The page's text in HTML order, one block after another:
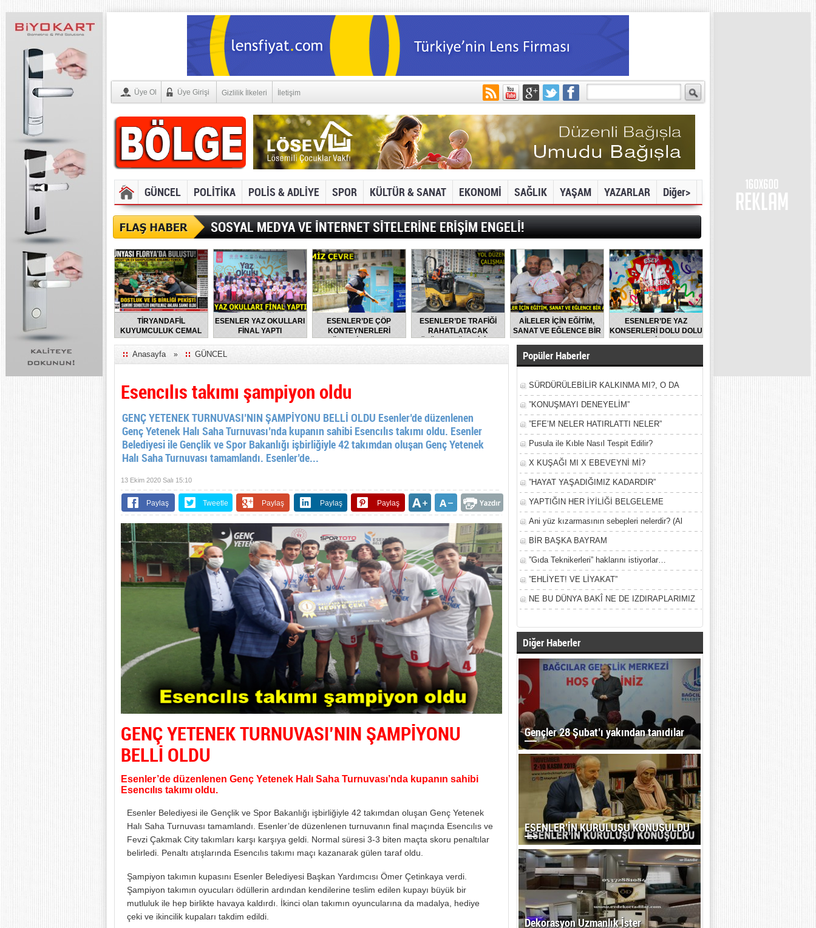
Üye Ol Üye Girişi Gizlilik İlkeleri İletişim
GÜNCEL POLİTİKA POLİS & ADLİYE SPOR KÜLTÜR & SANAT EKONOMİ SAĞLIK YAŞAM YAZARLAR Diğer>
SOSYAL MEDYA VE İNTERNET SİTELERİNE ERİŞİM ENGELİ!
TİRYANDAFİL
KUYUMCULUK CEMAL
TURGUT’UN EV
SAHİPLİĞİNDE
FLORYA’DA ANLAMLI
ESENLER YAZ OKULLARI
FİNAL YAPTI
ESENLER’DE ÇÖP
KONTEYNERLERİ
DÜZENLİ OLARAK
ESENLER’DE TRAFİĞİ
RAHATLATACAK
ÇÖZÜMLER ÜRETİLİYOR
AİLELER İÇİN EĞİTİM,
SANAT VE EĞLENCE BİR
ARADA
ESENLER’DE YAZ
KONSERLERİ DOLU DOLU
GEÇİYOR
Anasayfa » GÜNCEL
Esencılıs takımı şampiyon oldu
GENÇ YETENEK TURNUVASI’NIN ŞAMPİYONU BELLİ OLDU Esenler’de düzenlenen
Genç Yetenek Halı Saha Turnuvası’nda kupanın sahibi Esencılıs takımı oldu. Esenler
Belediyesi ile Gençlik ve Spor Bakanlığı işbirliğiyle 42 takımdan oluşan Genç Yetenek
Halı Saha Turnuvası tamamlandı. Esenler’de...
13 Ekim 2020 Salı 15:10
Paylaş Tweetle Paylaş Paylaş Paylaş
GENÇ YETENEK TURNUVASI’NIN ŞAMPİYONU
BELLİ OLDU
Esenler’de düzenlenen Genç Yetenek Halı Saha Turnuvası’nda kupanın sahibi
Esencılıs takımı oldu.
Esenler Belediyesi ile Gençlik ve Spor Bakanlığı işbirliğiyle 42 takımdan oluşan Genç Yetenek
Halı Saha Turnuvası tamamlandı. Esenler’de düzenlenen turnuvanın final maçında Esencılıs ve
Fevzi Çakmak City takımları karşı karşıya geldi. Normal süresi 3-3 biten maçta skoru penaltılar
belirledi. Penaltı atışlarında Esencılıs takımı maçı kazanarak gülen taraf oldu.
Şampiyon takımın kupasını Esenler Belediyesi Başkan Yardımcısı Ömer Çetinkaya verdi.
Şampiyon takımın oyucuları ödüllerin ardından kendilerine teslim edilen kupayı büyük bir
mutluluk ile hep birlikte havaya kaldırdı. İkinci olan takımın oyuncularına da madalya, hediye
çeki ve ikincilik kupaları takdim edildi.
Popüler Haberler
SÜRDÜRÜLEBİLİR KALKINMA MI?, O DA
NEYMİŞ?
”KONUŞMAYI DENEYELİM”
”EFE’M NELER HATIRLATTI NELER”
Pusula ile Kıble Nasıl Tespit Edilir?
X KUŞAĞI MI X EBEVEYNİ Mİ?
”HAYAT YAŞADIĞIMIZ KADARDIR”
YAPTIĞIN HER İYİLİĞİ BELGELEME
Ani yüz kızarmasının sebepleri nelerdir? (Al
Yanak)
BİR BAŞKA BAYRAM
”Gıda Teknikerleri” haklarını istiyorlar…
”EHLİYET! VE LİYAKAT”
NE BU DÜNYA BAKÎ NE DE IZDIRAPLARIMIZ
Diğer Haberler
Gençler 28 Şubat’ı yakından tanıdılar
ESENLER’İN KURULUŞU KONUŞULDU
Dekorasyon Uzmanlık İster